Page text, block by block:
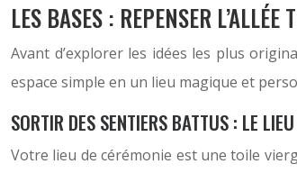
LES BASES : REPENSER L’ALLÉE
Avant d’explorer les idées les plus
espace simple en un lieu magique et
SORTIR DES SENTIERS BATTUS : LE
Votre lieu de cérémonie est une toile